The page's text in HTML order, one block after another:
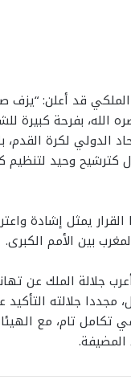
الملكي قد أعلن: “يزف
الله، بفرحة كبيرة
الدولي لكرة القدم،
يمثل إشادة
بين الأمم الكبرى.
جلالة الملك عن
مجددا جلالته التأكيد
تكامل تام، مع
المضيفة.